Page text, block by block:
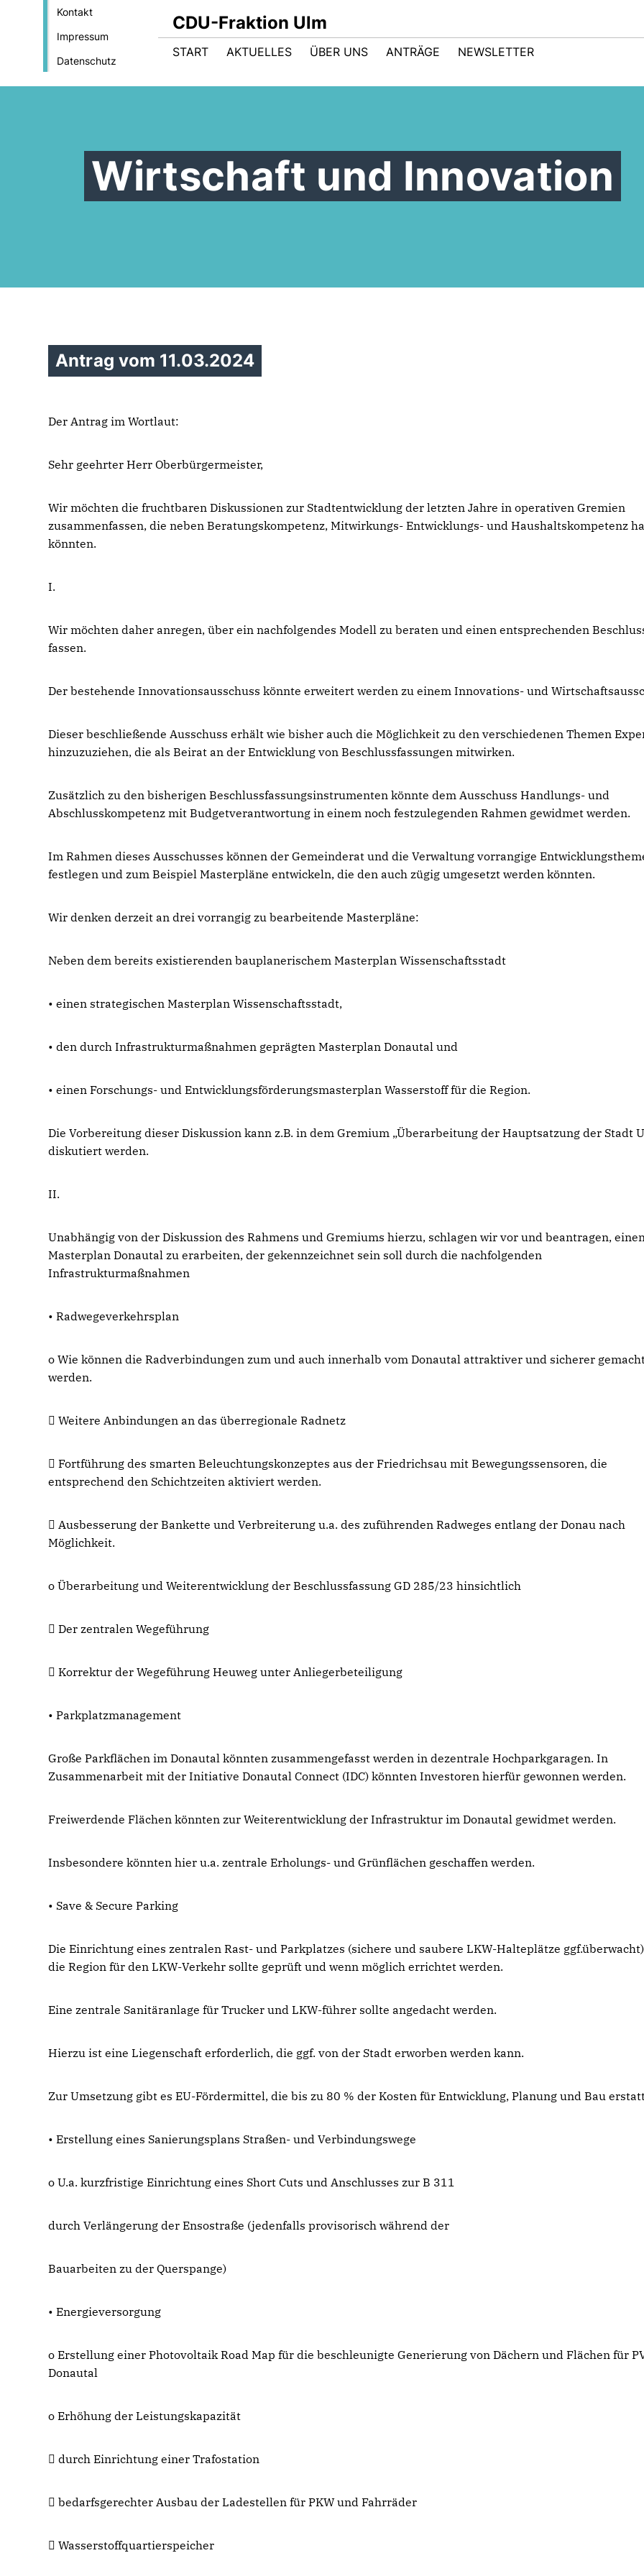
Kontakt
Impressum
Datenschutz
CDU-Fraktion Ulm
START AKTUELLES ÜBER UNS ANTRÄGE NEWSLETTER
Wirtschaft und Innovation
Antrag vom 11.03.2024
Der Antrag im Wortlaut:
Sehr geehrter Herr Oberbürgermeister,
Wir möchten die fruchtbaren Diskussionen zur Stadtentwicklung der letzten Jahre in operativen Gremien
zusammenfassen, die neben Beratungskompetenz, Mitwirkungs- Entwicklungs- und Haushaltskompetenz
könnten.
I.
Wir möchten daher anregen, über ein nachfolgendes Modell zu beraten und einen entsprechenden
fassen.
Der bestehende Innovationsausschuss könnte erweitert werden zu einem Innovations- und
Dieser beschließende Ausschuss erhält wie bisher auch die Möglichkeit zu den verschiedenen Themen
hinzuzuziehen, die als Beirat an der Entwicklung von Beschlussfassungen mitwirken.
Zusätzlich zu den bisherigen Beschlussfassungsinstrumenten könnte dem Ausschuss Handlungs- und
Abschlusskompetenz mit Budgetverantwortung in einem noch festzulegenden Rahmen gewidmet werden.
Im Rahmen dieses Ausschusses können der Gemeinderat und die Verwaltung vorrangige
festlegen und zum Beispiel Masterpläne entwickeln, die den auch zügig umgesetzt werden könnten.
Wir denken derzeit an drei vorrangig zu bearbeitende Masterpläne:
Neben dem bereits existierenden bauplanerischem Masterplan Wissenschaftsstadt
• einen strategischen Masterplan Wissenschaftsstadt,
• den durch Infrastrukturmaßnahmen geprägten Masterplan Donautal und
• einen Forschungs- und Entwicklungsförderungsmasterplan Wasserstoff für die Region.
Die Vorbereitung dieser Diskussion kann z.B. in dem Gremium „Überarbeitung der Hauptsatzung der Stadt
diskutiert werden.
II.
Unabhängig von der Diskussion des Rahmens und Gremiums hierzu, schlagen wir vor und beantragen,
Masterplan Donautal zu erarbeiten, der gekennzeichnet sein soll durch die nachfolgenden
Infrastrukturmaßnahmen
• Radwegeverkehrsplan
o Wie können die Radverbindungen zum und auch innerhalb vom Donautal attraktiver und sicherer
werden.
 Weitere Anbindungen an das überregionale Radnetz
 Fortführung des smarten Beleuchtungskonzeptes aus der Friedrichsau mit Bewegungssensoren, die
entsprechend den Schichtzeiten aktiviert werden.
 Ausbesserung der Bankette und Verbreiterung u.a. des zuführenden Radweges entlang der Donau nach
Möglichkeit.
o Überarbeitung und Weiterentwicklung der Beschlussfassung GD 285/23 hinsichtlich
 Der zentralen Wegeführung
 Korrektur der Wegeführung Heuweg unter Anliegerbeteiligung
• Parkplatzmanagement
Große Parkflächen im Donautal könnten zusammengefasst werden in dezentrale Hochparkgaragen. In
Zusammenarbeit mit der Initiative Donautal Connect (IDC) könnten Investoren hierfür gewonnen werden.
Freiwerdende Flächen könnten zur Weiterentwicklung der Infrastruktur im Donautal gewidmet werden.
Insbesondere könnten hier u.a. zentrale Erholungs- und Grünflächen geschaffen werden.
• Save & Secure Parking
Die Einrichtung eines zentralen Rast- und Parkplatzes (sichere und saubere LKW-Halteplätze
die Region für den LKW-Verkehr sollte geprüft und wenn möglich errichtet werden.
Eine zentrale Sanitäranlage für Trucker und LKW-führer sollte angedacht werden.
Hierzu ist eine Liegenschaft erforderlich, die ggf. von der Stadt erworben werden kann.
Zur Umsetzung gibt es EU-Fördermittel, die bis zu 80 % der Kosten für Entwicklung, Planung und Bau
• Erstellung eines Sanierungsplans Straßen- und Verbindungswege
o U.a. kurzfristige Einrichtung eines Short Cuts und Anschlusses zur B 311
durch Verlängerung der Ensostraße (jedenfalls provisorisch während der
Bauarbeiten zu der Querspange)
• Energieversorgung
o Erstellung einer Photovoltaik Road Map für die beschleunigte Generierung von Dächern und Flächen für
Donautal
o Erhöhung der Leistungskapazität
 durch Einrichtung einer Trafostation
 bedarfsgerechter Ausbau der Ladestellen für PKW und Fahrräder
 Wasserstoffquartierspeicher